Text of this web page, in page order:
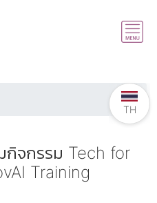
กิจกรรม Tech for
Training
TH